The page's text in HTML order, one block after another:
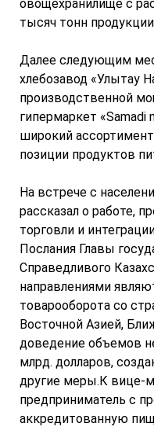
овощехранилище с
тысяч тонн
Далее следующим
хлебозавод «Улытау
производственной
гипермаркет
широкий
позиции продуктов
На встрече с
рассказал о работе,
торговли и
Послания Главы
Справедливого
направлениями
товарооборота со
Восточной Азией,
доведение объемов
млрд. долларов,
другие меры.К вице-
предприниматель с
аккредитованную